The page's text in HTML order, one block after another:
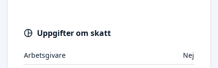
Uppgifter om skatt
Arbetsgivare
Nej